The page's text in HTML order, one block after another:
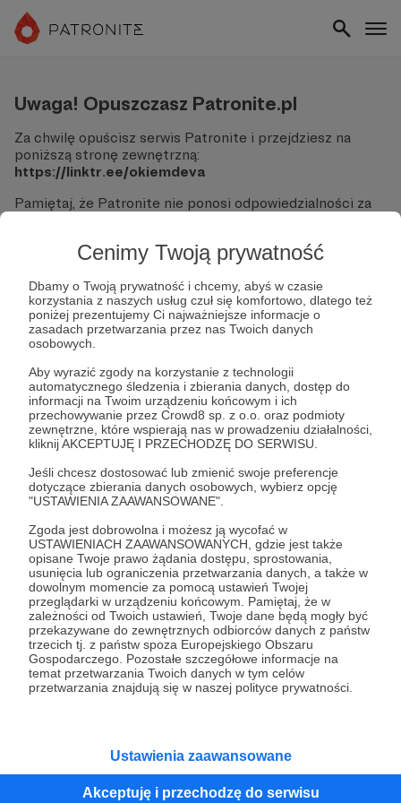
Cenimy Twoją prywatność
Dbamy o Twoją prywatność i chcemy, abyś w czasie
korzystania z naszych usług czuł się komfortowo, dlatego też
poniżej prezentujemy Ci najważniejsze informacje o
zasadach przetwarzania przez nas Twoich danych
osobowych.
Aby wyrazić zgody na korzystanie z technologii
automatycznego śledzenia i zbierania danych, dostęp do
informacji na Twoim urządzeniu końcowym i ich
przechowywanie przez Crowd8 sp. z o.o. oraz podmioty
zewnętrzne, które wspierają nas w prowadzeniu działalności,
kliknij AKCEPTUJĘ I PRZECHODZĘ DO SERWISU.
Jeśli chcesz dostosować lub zmienić swoje preferencje
dotyczące zbierania danych osobowych, wybierz opcję
"USTAWIENIA ZAAWANSOWANE".
Zgoda jest dobrowolna i możesz ją wycofać w
USTAWIENIACH ZAAWANSOWANYCH, gdzie jest także
opisane Twoje prawo żądania dostępu, sprostowania,
usunięcia lub ograniczenia przetwarzania danych, a także w
dowolnym momencie za pomocą ustawień Twojej
przeglądarki w urządzeniu końcowym. Pamiętaj, że w
zależności od Twoich ustawień, Twoje dane będą mogły być
przekazywane do zewnętrznych odbiorców danych z państw
trzecich tj. z państw spoza Europejskiego Obszaru
Gospodarczego. Pozostałe szczegółowe informacje na
temat przetwarzania Twoich danych w tym celów
przetwarzania znajdują się w naszej polityce prywatności.
Ustawienia zaawansowane
Akceptuję i przechodzę do serwisu
Uwaga! Opuszczasz Patronite.pl
Za chwilę opuścisz serwis Patronite i przejdziesz na
poniższą stronę zewnętrzną:
https://linktr.ee/okiemdeva
Pamiętaj, że Patronite nie ponosi odpowiedzialności za
Nie podawaj swoich danych logowania ani informacji
finansowych na podjerzanych stronach.
Sprawdź dokładnie adres URL, zanim klikniesz przycisk
"Tak, przejdź do strony".
Jeśli masz wątpliwości, wróć do Patronite i zweryfikuj
link.
Czy na pewno chcesz kontynuować?
Tak, przejdź do strony
Kategorie
O Patronite
Dodatkowe produkty
Pomoc
RegulaminPolityka prywatnościPatronite Commons
Unia Europejska